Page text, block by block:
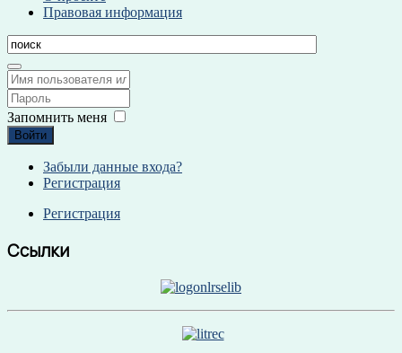
Правовая информация
Запомнить меня
Войти
Забыли данные входа?
Регистрация
Регистрация
Ссылки